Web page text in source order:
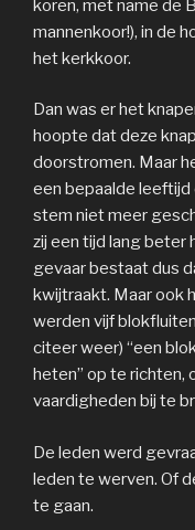
koren, met name de
mannenkoor!), in de
het kerkkoor.
Dan was er het
hoopte dat deze
doorstromen. Maar
een bepaalde
stem niet meer
zij een tijd lang beter
gevaar bestaat dus
kwijtraakt. Maar ook
werden vijf
citeer weer) “een
heten” op te richten,
vaardigheden bij te
De leden werd
leden te werven. Of
te gaan.